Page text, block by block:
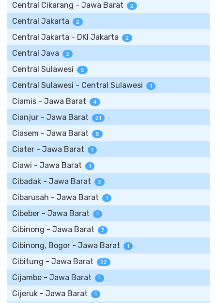
Central Cikarang - Jawa Barat 2
Central Jakarta 2
Central Jakarta - DKI Jakarta 2
Central Java 2
Central Sulawesi 5
Central Sulawesi - Central Sulawesi 1
Ciamis - Jawa Barat 4
Cianjur - Jawa Barat 21
Ciasem - Jawa Barat 5
Ciater - Jawa Barat 1
Ciawi - Jawa Barat 1
Cibadak - Jawa Barat 2
Cibarusah - Jawa Barat 1
Cibeber - Jawa Barat 1
Cibinong - Jawa Barat 7
Cibinong, Bogor - Jawa Barat 1
Cibitung - Jawa Barat 22
Cijambe - Jawa Barat 1
Cijeruk - Jawa Barat 1